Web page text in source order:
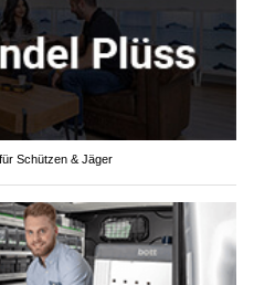
Schützen & Jäger